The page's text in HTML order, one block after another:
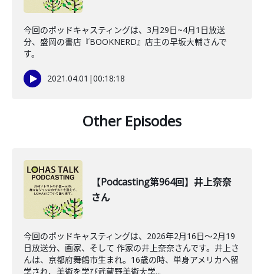
今回のポッドキャスティングは、3月29日~4月1日放送
分、盛岡の書店『BOOKNERD』店主の早坂大輔さんで
す。
2021.04.01 |00:18:18
Other Episodes
【Podcasting第964回】井上奈奈
さん
今回のポッドキャスティングは、2026年2月16日〜2月19
日放送分、画家、そして 作家の井上奈奈さんです。井上さ
んは、京都府舞鶴市生まれ。16歳の時、単身アメリカへ留
学され、美術を学び武蔵野美術大学...